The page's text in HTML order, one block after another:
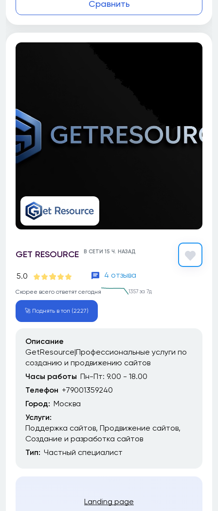
Сравнить
GET RESOURCE В СЕТИ 15 Ч. НАЗАД
5.0 4 отзыва
Скорее всего ответят сегодня 1357 за 7д
🚀 Поднять в топ (2227)
Описание
GetResource|Профессиональные услуги по
созданию и продвижению сайтов
Часы работы Пн-Пт: 9.00 - 18.00
Телефон +79001359240
Город: Москва
Услуги:
Поддержка сайтов Продвижение сайтов
Создание и разработка сайтов
Тип: Частный специалист
Landing page